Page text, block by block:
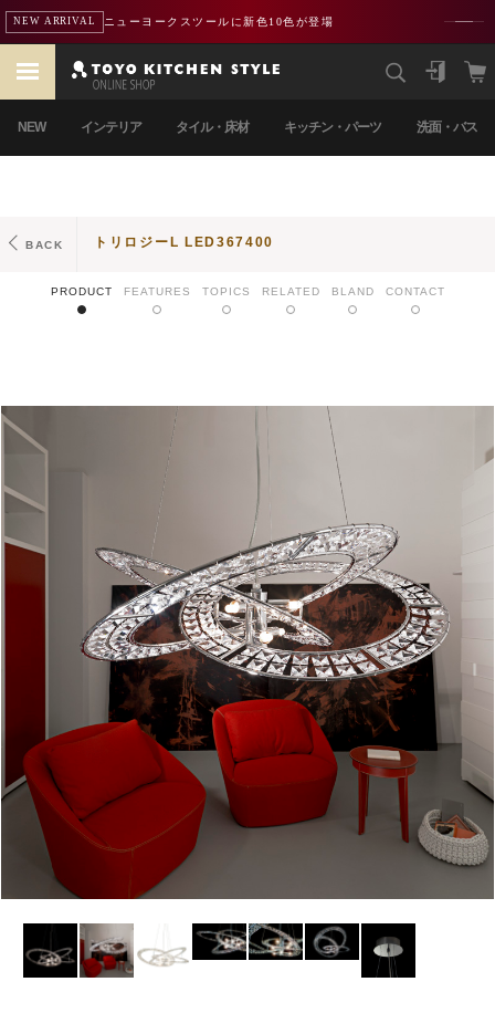
NEW ARRIVAL ニューヨークスツールに新色10色が登場
NEW インテリア タイル・床材 キッチン・パーツ 洗面・バス
BACK トリロジーL LED367400
PRODUCT FEATURES TOPICS RELATED BLAND CONTACT